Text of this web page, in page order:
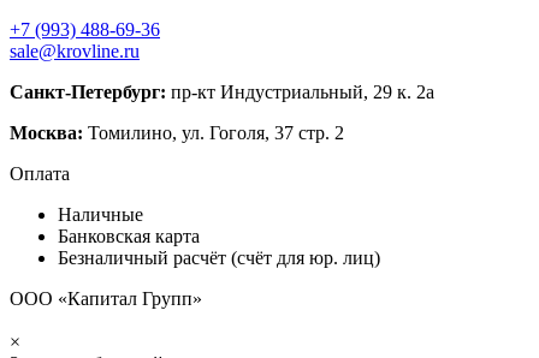
+7 (993) 488-69-36
sale@krovline.ru
Санкт-Петербург: пр-кт Индустриальный, 29 к. 2а
Москва: Томилино, ул. Гоголя, 37 стр. 2
Оплата
Наличные
Банковская карта
Безналичный расчёт (счёт для юр. лиц)
ООО «Капитал Групп»
×